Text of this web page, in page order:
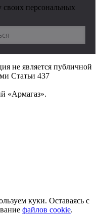
своих персональных
не является публичной
Статьи 437
«Армагаз».
куки. Оставаясь с
файлов cookie.